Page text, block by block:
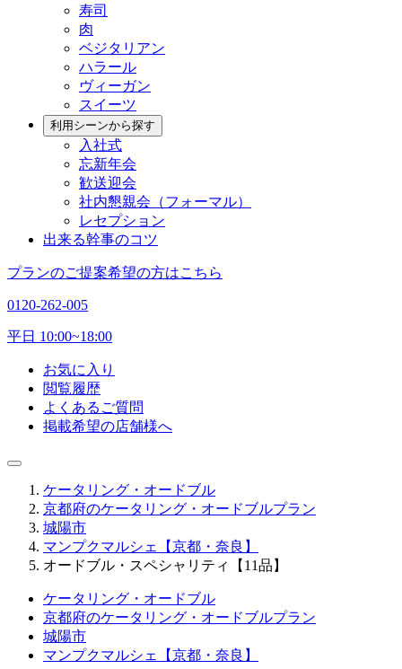
寿司
肉
ベジタリアン
ハラール
ヴィーガン
スイーツ
利用シーンから探す
入社式
忘新年会
歓送迎会
社内懇親会（フォーマル）
レセプション
出来る幹事のコツ
プランのご提案希望の方はこちら
0120-262-005
平日 10:00~18:00
お気に入り
閲覧履歴
よくあるご質問
掲載希望の店舗様へ
ケータリング・オードブル
京都府のケータリング・オードブルプラン
城陽市
マンプクマルシェ【京都・奈良】
オードブル・スペシャリティ【11品】
ケータリング・オードブル
京都府のケータリング・オードブルプラン
城陽市
マンプクマルシェ【京都・奈良】